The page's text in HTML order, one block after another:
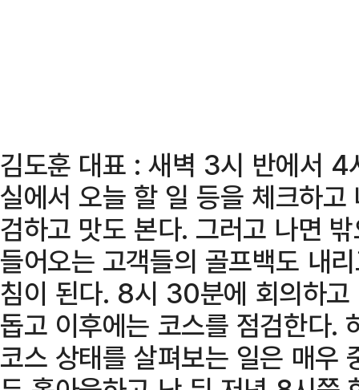
김도훈 대표 : 새벽 3시 반에서 4
실에서 오늘 할 일 등을 체크하
검하고 맛도 본다. 그러고 나면
들어오는 고객들의 골프백도 내
침이 된다. 8시 30분에 회의하
돕고 이후에는 코스를 점검한다.
코스 상태를 살펴보는 일은 매우